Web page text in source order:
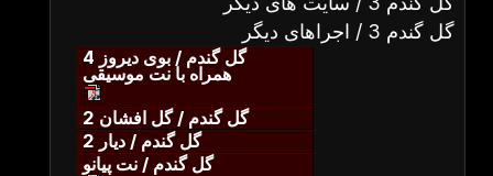
گل گندم 3 / اجراهای دیگر
گل گندم / بوی دیروز 4
همراه با نت موسیقی
گل گندم / گل افشان 2
گل گندم / دیار 2
گل گندم / نت پیانو